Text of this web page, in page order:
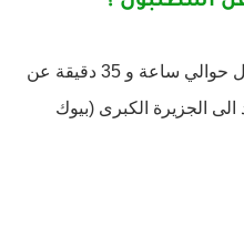
تبعد جزيرة الاميرات عن اسطنبول حوالي ساعة و 35 دقيقة عن
الى الجزيرة الكبرى (بيوك